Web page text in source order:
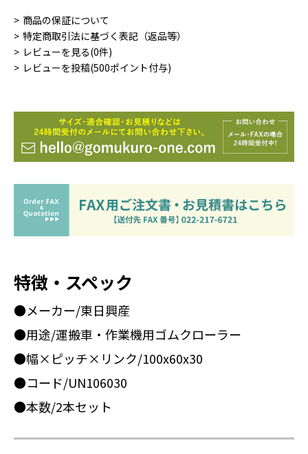
商品の保証について
特定商取引法に基づく表記（返品等）
レビューを見る(0件)
レビューを投稿(500ポイント付与)
特徴・スペック
●メーカー/東日興産
●用途/運搬車・作業機用ゴムクローラー
●幅×ピッチ×リンク/100x60x30
●コード/UN106030
●本数/2本セット